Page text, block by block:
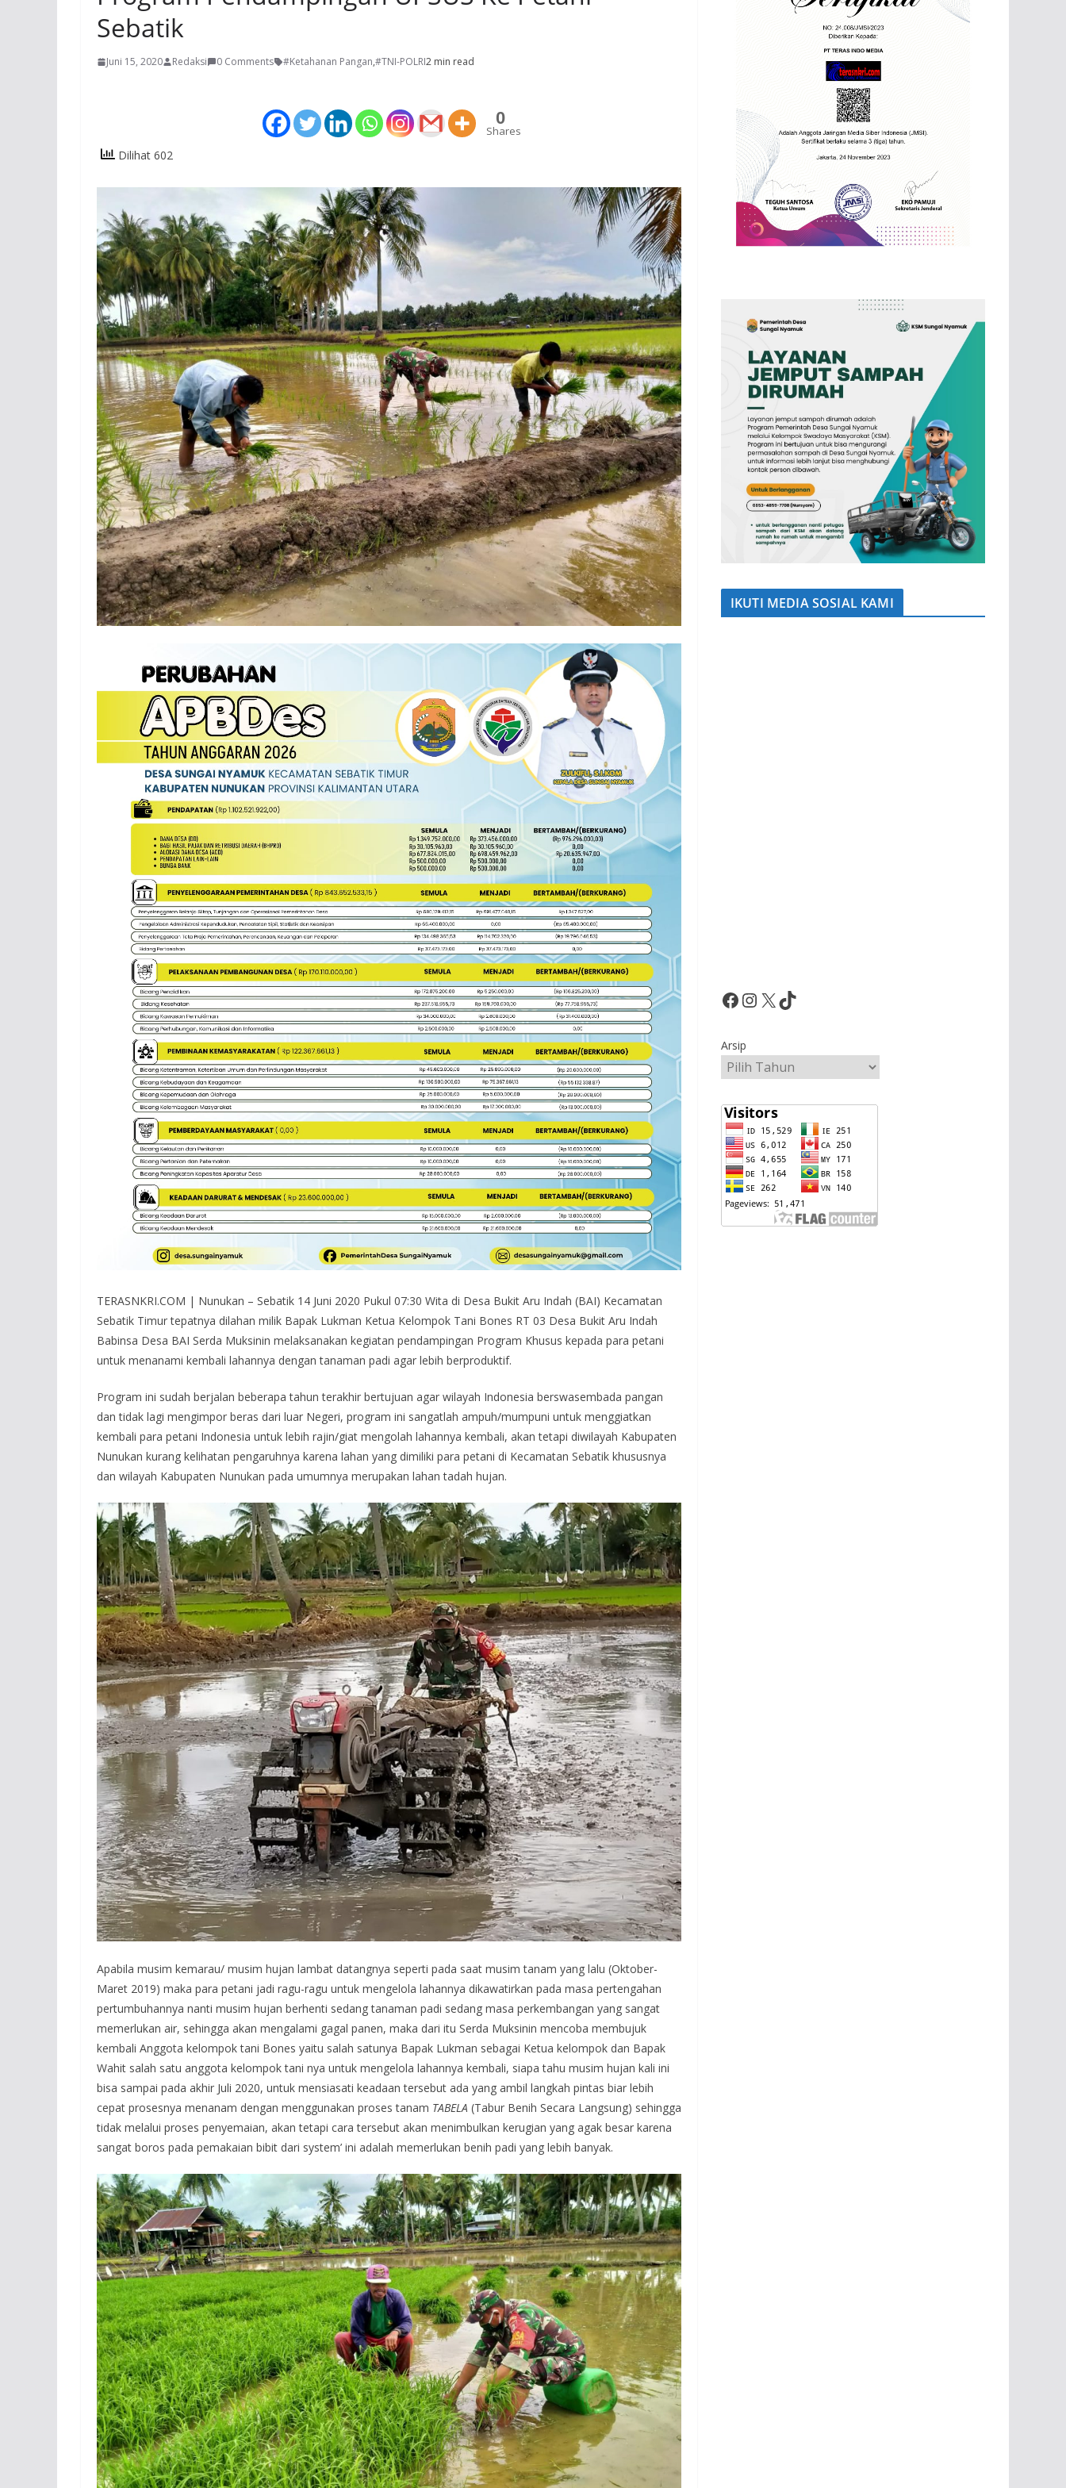
Sebatik
Juni 15, 2020 Redaksi 0 Comments #Ketahanan Pangan,#TNI-POLRI2 min read
0
Shares
Dilihat 602
TERASNKRI.COM | Nunukan – Sebatik 14 Juni 2020 Pukul 07:30 Wita di Desa Bukit Aru Indah (BAI) Kecamatan
Sebatik Timur tepatnya dilahan milik Bapak Lukman Ketua Kelompok Tani Bones RT 03 Desa Bukit Aru Indah
Babinsa Desa BAI Serda Muksinin melaksanakan kegiatan pendampingan Program Khusus kepada para petani
untuk menanami kembali lahannya dengan tanaman padi agar lebih berproduktif.
Program ini sudah berjalan beberapa tahun terakhir bertujuan agar wilayah Indonesia berswasembada pangan
dan tidak lagi mengimpor beras dari luar Negeri, program ini sangatlah ampuh/mumpuni untuk menggiatkan
kembali para petani Indonesia untuk lebih rajin/giat mengolah lahannya kembali, akan tetapi diwilayah Kabupaten
Nunukan kurang kelihatan pengaruhnya karena lahan yang dimiliki para petani di Kecamatan Sebatik khususnya
dan wilayah Kabupaten Nunukan pada umumnya merupakan lahan tadah hujan.
Apabila musim kemarau/ musim hujan lambat datangnya seperti pada saat musim tanam yang lalu (Oktober-
Maret 2019) maka para petani jadi ragu-ragu untuk mengelola lahannya dikawatirkan pada masa pertengahan
pertumbuhannya nanti musim hujan berhenti sedang tanaman padi sedang masa perkembangan yang sangat
memerlukan air, sehingga akan mengalami gagal panen, maka dari itu Serda Muksinin mencoba membujuk
kembali Anggota kelompok tani Bones yaitu salah satunya Bapak Lukman sebagai Ketua kelompok dan Bapak
Wahit salah satu anggota kelompok tani nya untuk mengelola lahannya kembali, siapa tahu musim hujan kali ini
bisa sampai pada akhir Juli 2020, untuk mensiasati keadaan tersebut ada yang ambil langkah pintas biar lebih
cepat prosesnya menanam dengan menggunakan proses tanam TABELA (Tabur Benih Secara Langsung) sehingga
tidak melalui proses penyemaian, akan tetapi cara tersebut akan menimbulkan kerugian yang agak besar karena
sangat boros pada pemakaian bibit dari system’ ini adalah memerlukan benih padi yang lebih banyak.
IKUTI MEDIA SOSIAL KAMI
Facebook InstagramX TikTok
Arsip